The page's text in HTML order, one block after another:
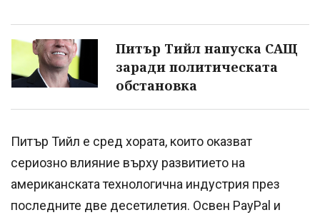
Питър Тийл напуска САЩ
заради политическата
обстановка
Питър Тийл е сред хората, които оказват
сериозно влияние върху развитието на
американската технологична индустрия през
последните две десетилетия. Освен PayPal и